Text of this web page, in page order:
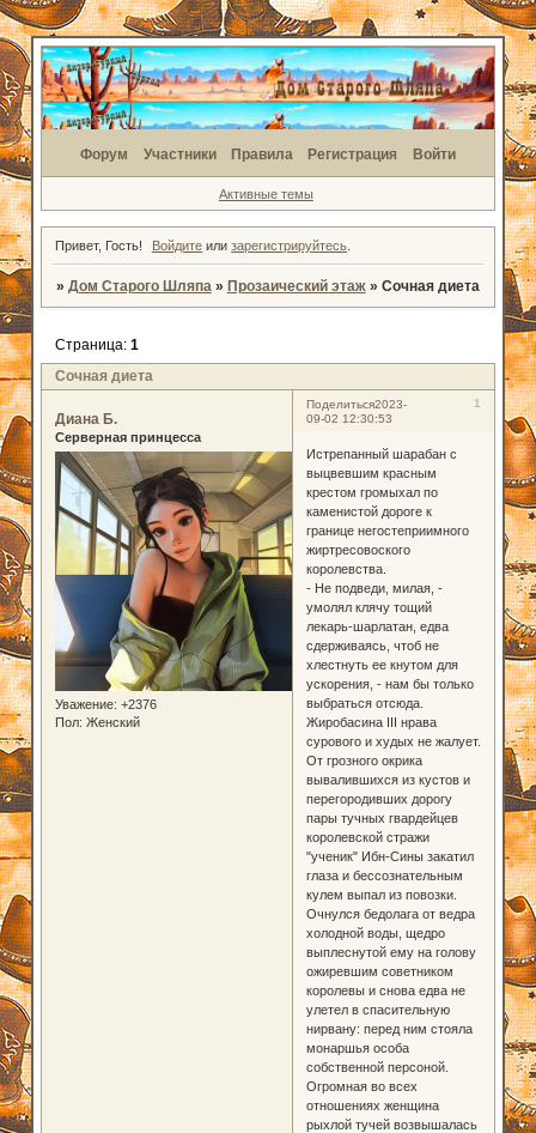
Форум Участники Правила Регистрация Войти
Активные темы
Привет, Гость! Войдите илизарегистрируйтесь
» Дом Старого Шляпа » Прозаический этаж » Сочная диета
Сочная диета
Страница: 1
Поделиться 1
2023-
09-02 12:30:53
Диана Б.
Серверная принцесса
Уважение: +2376
Пол: Женский
Истрепанный шарабан с
выцвевшим красным
крестом громыхал по
каменистой дороге к
границе негостеприимного
жиртресовоского
королевства.
- Не подведи, милая, -
умолял клячу тощий
лекарь-шарлатан, едва
сдерживаясь, чтоб не
хлестнуть ее кнутом для
ускорения, - нам бы только
выбраться отсюда.
Жиробасина III нрава
сурового и худых не жалует.
От грозного окрика
вывалившихся из кустов и
перегородивших дорогу
пары тучных гвардейцев
королевской стражи
"ученик" Ибн-Сины закатил
глаза и бессознательным
кулем выпал из повозки.
Очнулся бедолага от ведра
холодной воды, щедро
выплеснутой ему на голову
ожиревшим советником
королевы и снова едва не
улетел в спасительную
нирвану: перед ним стояла
монаршья особа
собственной персоной.
Огромная во всех
отношениях женщина
рыхлой тучей возвышалась